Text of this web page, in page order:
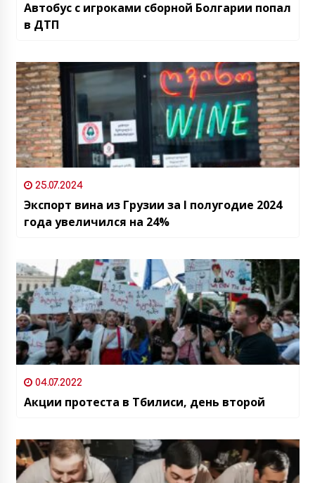
Автобус с игроками сборной Болгарии попал
в ДТП
25.07.2024
Экспорт вина из Грузии за I полугодие 2024
года увеличился на 24%
04.07.2022
Акции протеста в Тбилиси, день второй